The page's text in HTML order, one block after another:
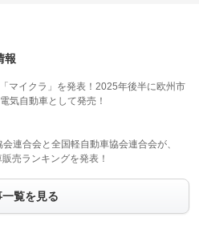
報
マイクラ」を発表！2025年後半に欧州市
気自動車として発売！
連合会と全国軽自動車協会連合会が、
売ランキングを発表！
覧を見る